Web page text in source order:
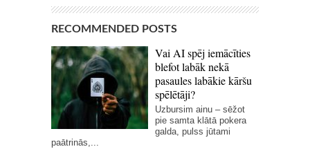
RECOMMENDED POSTS
Vai AI spēj iemācīties
blefot labāk nekā
pasaules labākie kāršu
spēlētāji?
Uzbursim ainu – sēžot
pie samta klātā pokera
galda, pulss jūtami
paātrinās,...